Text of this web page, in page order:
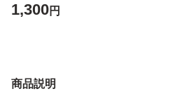
1,300円
商品説明